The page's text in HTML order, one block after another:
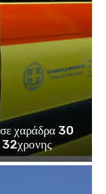
χαράδρα 30
32χρονης